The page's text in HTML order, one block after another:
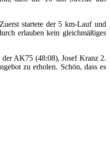
startete der 5 km-Lauf und
erlauben kein gleichmäßiges
AK75 (48:08), Josef Kranz 2.
zu erholen. Schön, dass es